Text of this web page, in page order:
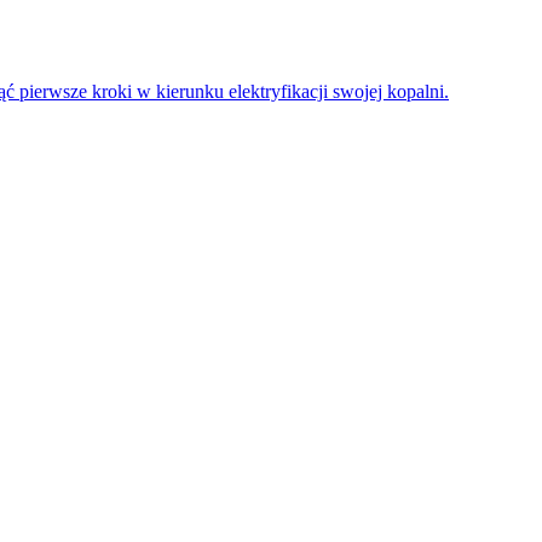
pierwsze kroki w kierunku elektryfikacji swojej kopalni.